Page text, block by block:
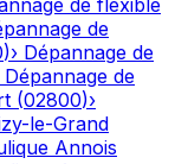
de flexible
de
)› Dépannage de
Dépannage de
(02800)›
le-Grand
Annois